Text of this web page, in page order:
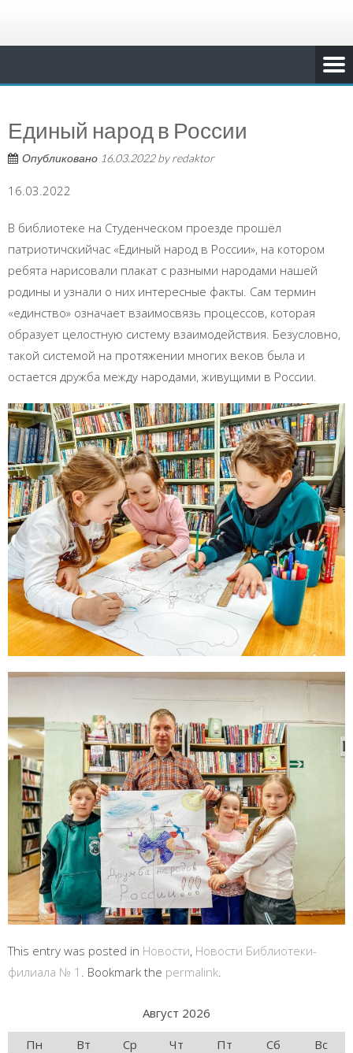
Единый народ в России
Опубликовано 16.03.2022byredaktor
16.03.2022
В библиотеке на Студенческом проезде прошёл
патриотичскийчас «Единый народ в России», на котором
ребята нарисовали плакат с разными народами нашей
родины и узнали о них интересные факты. Сам термин
«единство» означает взаимосвязь процессов, которая
образует целостную систему взаимодействия. Безусловно,
такой системой на протяжении многих веков была и
остается дружба между народами, живущими в России.
This entry was posted in Новости, Новости Библиотеки-
филиала № 1
. Bookmark the permalink
Август 2026
Пн
Вт Ср Чт Пт Сб
Вс